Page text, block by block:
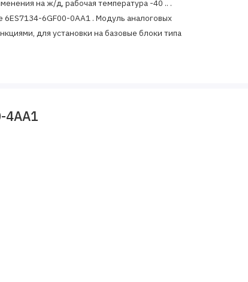
на ж/д, рабочая температура -40 .. .
6ES7134-6GF00-0AA1 . Модуль аналоговых
для установки на базовые блоки типа
4AA1